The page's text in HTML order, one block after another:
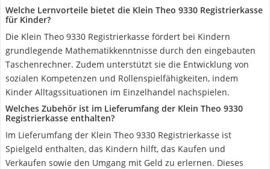
Welche Lernvorteile bietet die Klein Theo 9330 Registrierkasse
für Kinder?
Die Klein Theo 9330 Registrierkasse fördert bei Kindern
grundlegende Mathematikkenntnisse durch den eingebauten
Taschenrechner. Zudem unterstützt sie die Entwicklung von
sozialen Kompetenzen und Rollenspielfähigkeiten, indem
Kinder Alltagssituationen im Einzelhandel nachspielen.
Welches Zubehör ist im Lieferumfang der Klein Theo 9330
Registrierkasse enthalten?
Im Lieferumfang der Klein Theo 9330 Registrierkasse ist
Spielgeld enthalten, das Kindern hilft, das Kaufen und
Verkaufen sowie den Umgang mit Geld zu erlernen. Dieses